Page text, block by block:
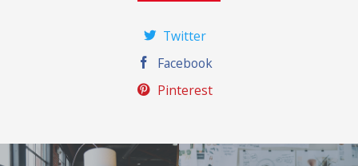
Twitter
Facebook
Pinterest